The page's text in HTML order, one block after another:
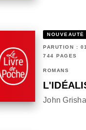
NOUVEAUTÉ
PARUTION :
744 PAGES
ROMANS
John